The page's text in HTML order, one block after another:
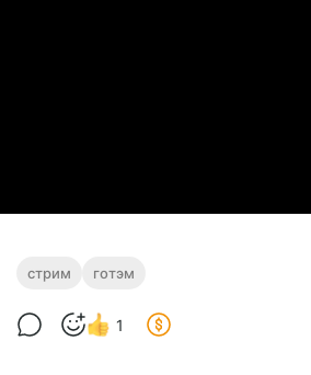
стрим готэм
1